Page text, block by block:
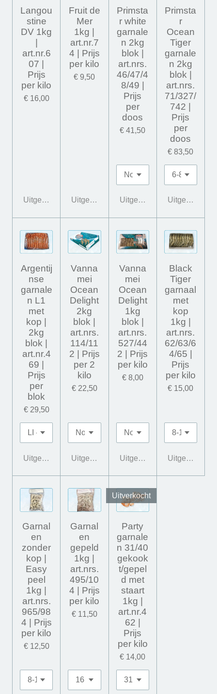
Langou
stine
DV 1kg
|
art.nr.6
07 |
Prijs
per kilo
€ 16,00
Uitgeschakeld
Fruit de
Mer
1kg |
art.nr.7
4 | Prijs
per kilo
€ 9,50
Uitgeschakeld
Primsta
r white
garnale
n 2kg
blok |
art.nrs.
46/47/4
8/49 |
Prijs
per
doos
€ 41,50
Uitgeschakeld
Primsta
r
Ocean
Tiger
garnale
n 2kg
blok |
art.nrs.
71/327/
742 |
Prijs
per
doos
€ 83,50
Uitgeschakeld
Argentij
nse
garnale
n L1
met
kop |
2kg
blok |
art.nr.4
69 |
Prijs
per
blok
€ 29,50
Uitgeschakeld
Vanna
mei
Ocean
Delight
2kg
blok |
art.nrs.
114/11
2 | Prijs
per 2
kilo
€ 22,50
Uitgeschakeld
Vanna
mei
Ocean
Delight
1kg
blok |
art.nrs.
527/44
2 | Prijs
per kilo
€ 8,00
Uitgeschakeld
Black
Tiger
garnaal
met
kop
1kg |
art.nrs.
62/63/6
4/65 |
Prijs
per kilo
€ 15,00
Uitgeschakeld
Garnal
en
zonder
kop |
Easy
peel
1kg |
art.nrs.
965/98
4 | Prijs
per kilo
€ 12,50
Garnal
en
gepeld
1kg |
art.nrs.
495/10
4 | Prijs
per kilo
€ 11,50
Uitverkocht
Party
garnale
n 31/40
gekook
t/gepel
d met
staart
1kg |
art.nr.4
62 |
Prijs
per kilo
€ 14,00